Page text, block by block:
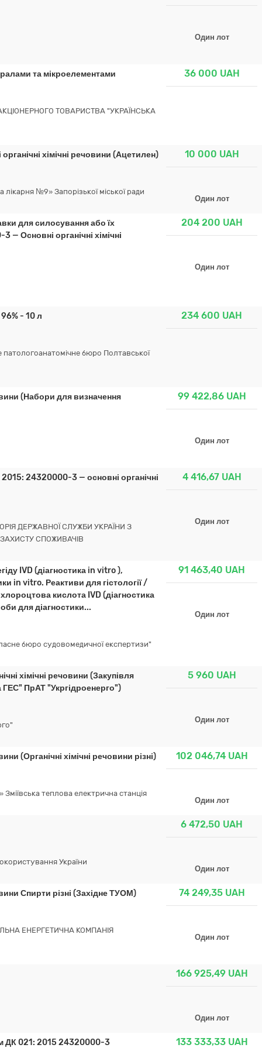
Один лот
та мікроелементами
ТОВАРИСТВА "УКРАЇНСЬКА
36 000 UAH
хімічні речовини (Ацетилен)
№9» Запорізької міської ради
10 000 UAH
Один лот
для силосування або їх
Основні органічні хімічні
204 200 UAH
Один лот
- 10 л
бюро Полтавської
234 600 UAH
(Набори для визначення 99 422,86 UAH
Один лот
2015: 24320000-3 — основні органічні
ДЕРЖАВНОЇ СЛУЖБИ УКРАЇНИ З
СПОЖИВАЧІВ
4 416,67 UAH
Один лот
IVD (діагностика in vitro ),
in vitro. Реактиви для гістології /
кислота IVD (діагностика
для діагностики...
бюро судовомедичної експертизи"
91 463,40 UAH
Один лот
хімічні речовини (Закупівля
ГЕС" ПрАТ "Укргідроенерго")
5 960 UAH
Один лот
(Органічні хімічні речовини різні)
теплова електрична станція
102 046,74 UAH
Один лот
України
6 472,50 UAH
Один лот
Спирти різні (Західне ТУОМ)
ЕНЕРГЕТИЧНА КОМПАНІЯ
74 249,35 UAH
Один лот
166 925,49 UAH
Один лот
ДК 021: 2015 24320000-3 133 333,33 UAH